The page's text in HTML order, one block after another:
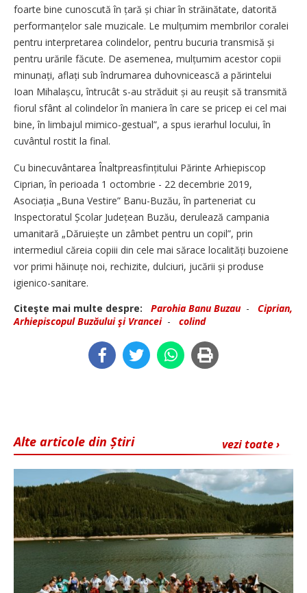
foarte bine cunoscută în țară și chiar în străinătate, datorită
performanțelor sale muzicale. Le mulțumim membrilor coralei
pentru interpretarea colindelor, pentru bucuria transmisă și
pentru urările făcute. De asemenea, mulțumim acestor copii
minunați, aflați sub îndrumarea duhovnicească a părintelui
Ioan Mihalașcu, întrucât s-au străduit și au reușit să transmită
fiorul sfânt al colindelor în maniera în care se pricep ei cel mai
bine, în limbajul mimico-gestual”, a spus ierarhul locului, în
cuvântul rostit la final.
Cu binecuvântarea Înaltprea­sfințitului Părinte Arhiepiscop
Ciprian, în perioada 1 octombrie - 22 decembrie 2019,
Asociația „Buna Vestire” Banu-Buzău, în parteneriat cu
Inspectoratul Școlar Județean Buzău, derulează campania
umanitară „Dăruiește un zâmbet pentru un copil”, prin
intermediul căreia copiii din cele mai sărace localități buzoiene
vor primi hăinuțe noi, rechizite, dulciuri, jucării și produse
igienico-sanitare.
Citeşte mai multe despre:
Parohia Banu Buzau- Ciprian,
Arhiepiscopul Buzăului şi Vrancei- colind
vezi toate ›
Alte articole din Știri